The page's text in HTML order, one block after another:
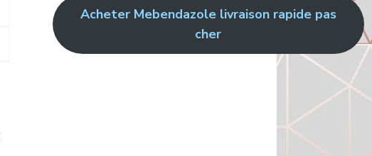
Acheter Mebendazole livraison rapide pas
cher